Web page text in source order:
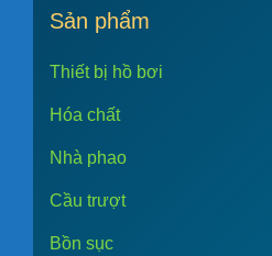
Sản phẩm
Thiết bị hồ bơi
Hóa chất
Nhà phao
Cầu trượt
Bồn sục